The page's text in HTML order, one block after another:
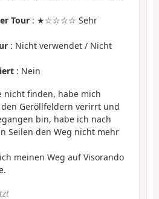
Tour : ★☆☆☆☆ Sehr
: Nicht verwendet / Nicht
: Nein
nicht finden, habe mich
Geröllfeldern verirrt und
bin, habe ich nach
Seilen den Weg nicht mehr
meinen Weg auf Visorando